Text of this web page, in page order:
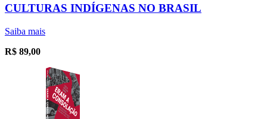
CULTURAS INDÍGENAS NO BRASIL
Saiba mais
R$ 89,00